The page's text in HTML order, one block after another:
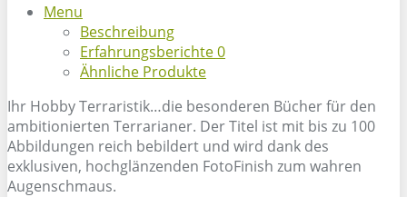
Menu
Beschreibung
Erfahrungsberichte0
Ähnliche Produkte
Ihr Hobby Terraristik…die besonderen Bücher für den
ambitionierten Terrarianer. Der Titel ist mit bis zu 100
Abbildungen reich bebildert und wird dank des
exklusiven, hochglänzenden FotoFinish zum wahren
Augenschmaus.